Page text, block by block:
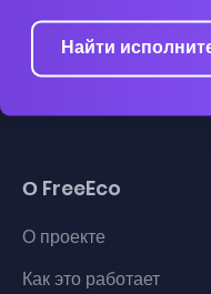
Найти
О FreeEco
О проекте
Как это работает